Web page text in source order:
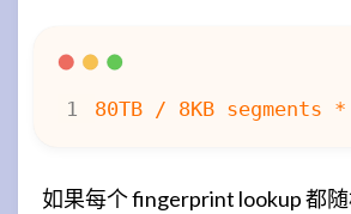
如果每个 fingerprint lookup 都随